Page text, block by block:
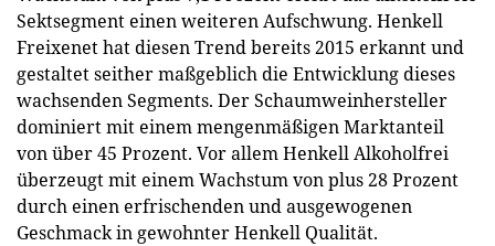
Sektsegment einen weiteren Aufschwung. Henkell
Freixenet hat diesen Trend bereits 2015 erkannt und
gestaltet seither maßgeblich die Entwicklung dieses
wachsenden Segments. Der Schaumweinhersteller
dominiert mit einem mengenmäßigen Marktanteil
von über 45 Prozent. Vor allem Henkell Alkoholfrei
überzeugt mit einem Wachstum von plus 28 Prozent
durch einen erfrischenden und ausgewogenen
Geschmack in gewohnter Henkell Qualität.